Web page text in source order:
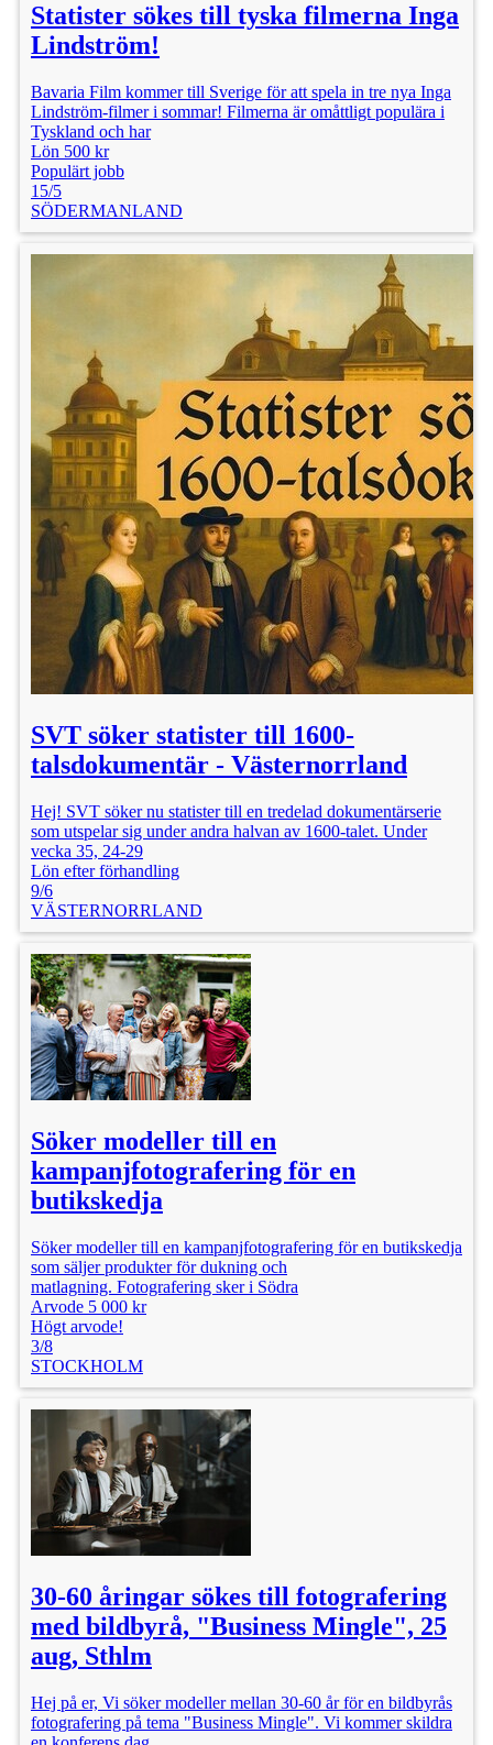
Statister sökes till tyska filmerna Inga
Lindström!
Bavaria Film kommer till Sverige för att spela in tre nya Inga
Lindström-filmer i sommar! Filmerna är omåttligt populära i
Tyskland och har
Lön 500 kr
Populärt jobb
15/5
SÖDERMANLAND
SVT söker statister till 1600-
talsdokumentär - Västernorrland
Hej! SVT söker nu statister till en tredelad dokumentärserie
som utspelar sig under andra halvan av 1600-talet. Under
vecka 35, 24-29
Lön efter förhandling
9/6
VÄSTERNORRLAND
Söker modeller till en
kampanjfotografering för en
butikskedja
Söker modeller till en kampanjfotografering för en butikskedja
som säljer produkter för dukning och
matlagning. Fotografering sker i Södra
Arvode 5 000 kr
Högt arvode!
3/8
STOCKHOLM
30-60 åringar sökes till fotografering
med bildbyrå, "Business Mingle", 25
aug, Sthlm
Hej på er, Vi söker modeller mellan 30-60 år för en bildbyrås
fotografering på tema "Business Mingle". Vi kommer skildra